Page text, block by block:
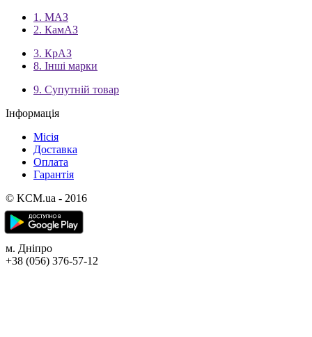
1. МАЗ
2. КамАЗ
3. КрАЗ
8. Інші марки
9. Супутній товар
Інформація
Місія
Доставка
Оплата
Гарантія
© KCM.ua - 2016
м. Дніпро
+38 (056) 376-57-12